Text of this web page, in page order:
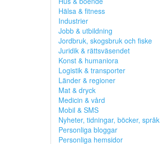
Hälsa & fitness
Industrier
Jobb & utbildning
Jordbruk, skogsbruk och fiske
Juridik & rättsväsendet
Konst & humaniora
Logistik & transporter
Länder & regioner
Mat & dryck
Medicin & vård
Mobil & SMS
Nyheter, tidningar, böcker, språk
Personliga bloggar
Personliga hemsidor